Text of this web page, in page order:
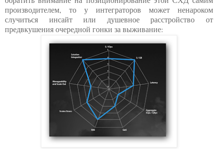
производителем, то у интеграторов может ненароком
случиться инсайт или душевное расстройство от
предвкушения очередной гонки за выживание: